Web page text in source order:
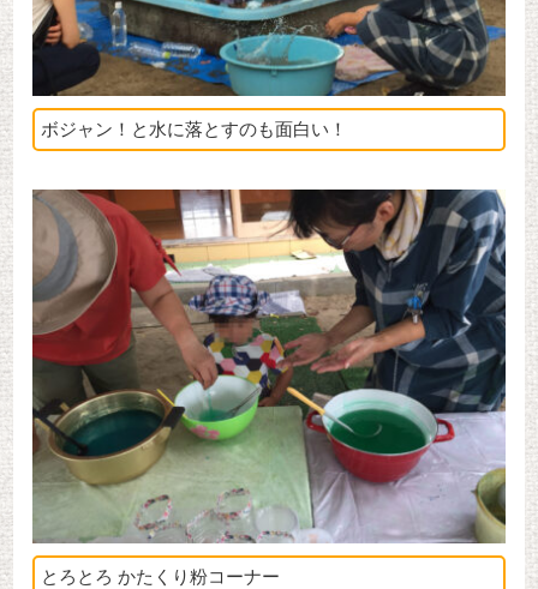
ボジャン！と水に落とすのも面白い！
とろとろ かたくり粉コーナー